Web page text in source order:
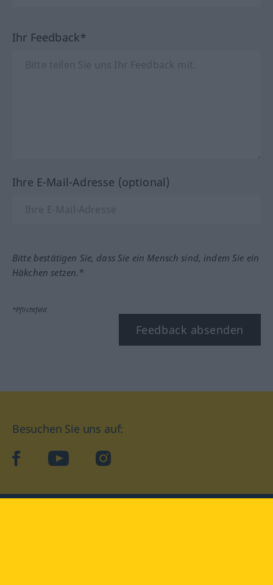
Ihr Feedback*
Ihre E-Mail-Adresse (optional)
Bitte bestätigen Sie, dass Sie ein Mensch sind, indem Sie ein
Häkchen setzen.*
*Pflichtfeld
Feedback absenden
Besuchen Sie uns auf:
facebook YouTube Instagram